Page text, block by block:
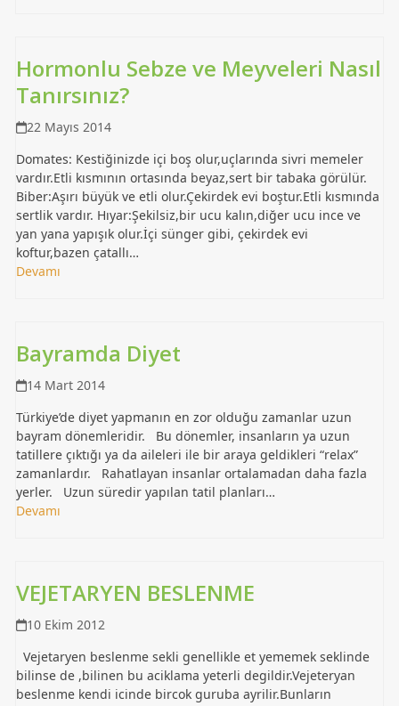
Hormonlu Sebze ve Meyveleri Nasıl
Tanırsınız?
22 Mayıs 2014
Domates: Kestiğinizde içi boş olur,uçlarında sivri memeler
vardır.Etli kısmının ortasında beyaz,sert bir tabaka görülür.
Biber:Aşırı büyük ve etli olur.Çekirdek evi boştur.Etli kısmında
sertlik vardır. Hıyar:Şekilsiz,bir ucu kalın,diğer ucu ince ve
yan yana yapışık olur.İçi sünger gibi, çekirdek evi
koftur,bazen çatallı…
Devamı
Bayramda Diyet
14 Mart 2014
Türkiye’de diyet yapmanın en zor olduğu zamanlar uzun
bayram dönemleridir. Bu dönemler, insanların ya uzun
tatillere çıktığı ya da aileleri ile bir araya geldikleri “relax”
zamanlardır. Rahatlayan insanlar ortalamadan daha fazla
yerler. Uzun süredir yapılan tatil planları…
Devamı
VEJETARYEN BESLENME
10 Ekim 2012
Vejetaryen beslenme sekli genellikle et yememek seklinde
bilinse de ,bilinen bu aciklama yeterli degildir.Vejeteryan
beslenme kendi icinde bircok guruba ayrilir.Bunların